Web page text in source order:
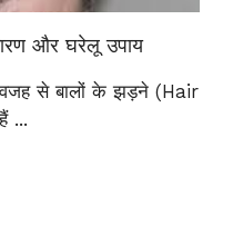
और घरेलू उपाय
वजह से बालों के झड़ने (Hair
...